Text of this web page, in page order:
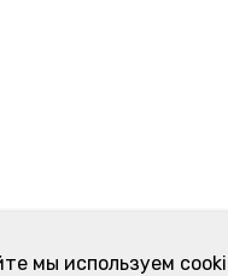
мы используем